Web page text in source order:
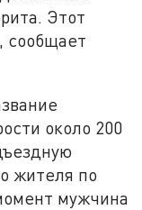
Этот
сообщает
около 200
жителя по
мужчина